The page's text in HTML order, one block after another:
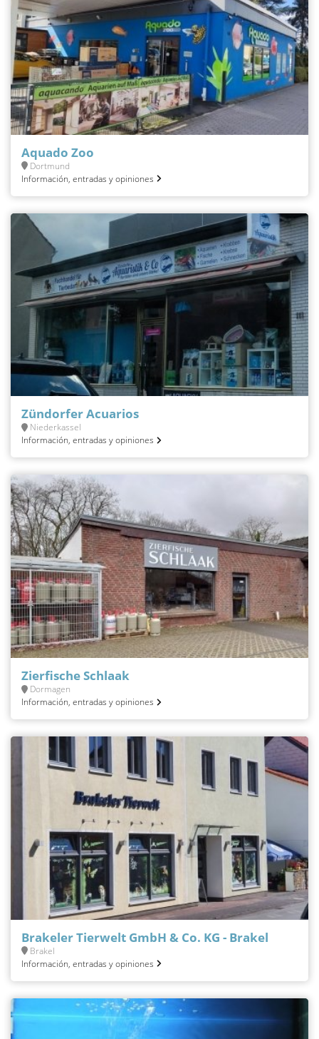
Aquado Zoo
Dortmund
Información, entradas y opiniones
Zündorfer Acuarios
Niederkassel
Información, entradas y opiniones
Zierfische Schlaak
Dormagen
Información, entradas y opiniones
Brakeler Tierwelt GmbH & Co. KG - Brakel
Brakel
Información, entradas y opiniones